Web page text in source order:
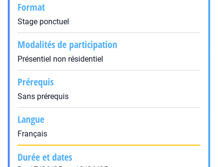
Format
Stage ponctuel
Modalités de participation
Présentiel non résidentiel
Prérequis
Sans prérequis
Langue
Français
Durée et dates